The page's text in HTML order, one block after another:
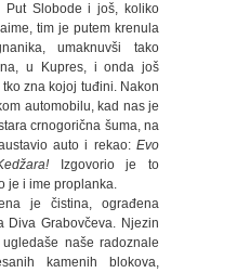
Slobode i još, koliko
tim je putem krenula
umaknuvši tako
u Kupres, i onda još
zna kojoj tuđini. Nakon
automobilu, kad nas je
crnogorična šuma, na
auto i rekao: Evo
Izgovorio je to
je i ime proplanka.
je čistina, ograđena
Diva Grabovčeva. Njezin
naše radoznale
kamenih blokova,